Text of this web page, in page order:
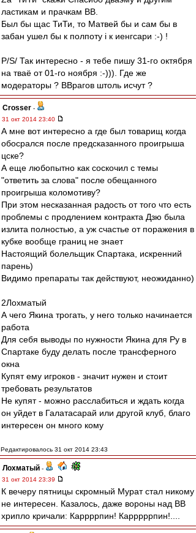
ластикам и прачкам ВВ.
Был бы щас ТиТи, то Матвей бы и сам бы в
забан ушел бы к полпоту i к иенгсари :-) !
P/S/ Так интересно - я тебе пишу 31-го октября
на тваё от 01-го ноября :-))). Где же
модераторы ? ВВрагов штоль исчут ?
Crosser -
31 окт 2014 23:40
А мне вот интересно а где был товарищ когда
обосрался после предсказанного проигрыша
цске?
А еще любопытно как соскочил с темы
"ответить за слова" после обещанного
проигрыша коломотиву?
При этом несказанная радость от того что есть
проблемы с продлением контракта Дзю была
излита полностью, а уж счастье от поражения в
кубке вообще границ не знает
Настоящий болельщик Спартака, искренний
парень)
Видимо препараты так действуют, неожиданно)
2Лохматый
А чего Якина трогать, у него только начинается
работа
Для себя выводы по нужности Якина для Ру в
Спартаке буду делать после трансферного
окна
Купят ему игроков - значит нужен и стоит
требовать результатов
Не купят - можно расслабиться и ждать когда
он уйдет в Галатасарай или другой клуб, благо
интересен он много кому
Редактировалось 31 окт 2014 23:43
Лохматый -
31 окт 2014 23:39
К вечеру пятницы скромный Мурат стал никому
не интересен. Казалось, даже вороны над ВВ
хрипло кричали: Каррррпин! Карррррпин!....